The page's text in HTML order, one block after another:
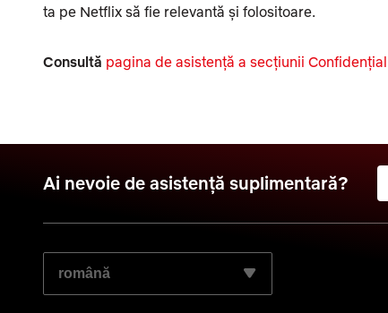
ta pe Netflix să fie relevantă și folositoare.
Consultă pagina de asistență a secțiunii
Ai nevoie de asistență suplimentară?
SELECTEAZĂ LIMBA DORITĂ: